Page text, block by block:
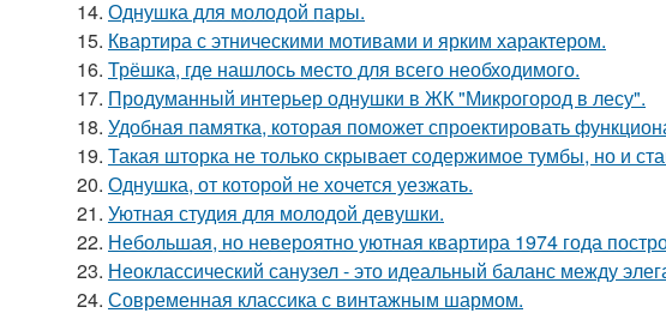
14. Однушка для молодой пары.
15. Квартира с этническими мотивами и ярким характером.
16. Трёшка, где нашлось место для всего необходимого.
17. Продуманный интерьер однушки в ЖК "Микрогород в лесу".
18. Удобная памятка, которая поможет спроектировать
19. Такая шторка не только скрывает содержимое тумбы, но и
20. Однушка, от которой не хочется уезжать.
21. Уютная студия для молодой девушки.
22. Небольшая, но невероятно уютная квартира 1974 года
23. Неоклассический санузел - это идеальный баланс между
24. Современная классика с винтажным шармом.